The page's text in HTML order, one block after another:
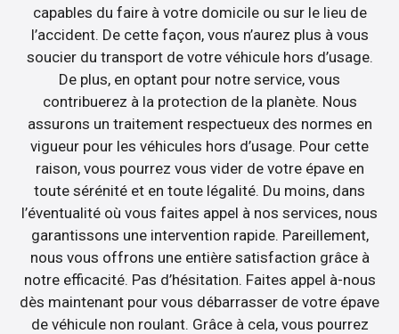
capables du faire à votre domicile ou sur le lieu de
l’accident. De cette façon, vous n’aurez plus à vous
soucier du transport de votre véhicule hors d’usage.
De plus, en optant pour notre service, vous
contribuerez à la protection de la planète. Nous
assurons un traitement respectueux des normes en
vigueur pour les véhicules hors d’usage. Pour cette
raison, vous pourrez vous vider de votre épave en
toute sérénité et en toute légalité. Du moins, dans
l’éventualité où vous faites appel à nos services, nous
garantissons une intervention rapide. Pareillement,
nous vous offrons une entière satisfaction grâce à
notre efficacité. Pas d’hésitation. Faites appel à-nous
dès maintenant pour vous débarrasser de votre épave
de véhicule non roulant. Grâce à cela, vous pourrez